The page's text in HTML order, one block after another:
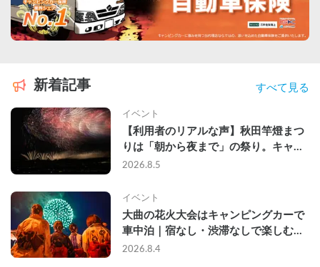
新着記事 すべて見る
イベント
【利用者のリアルな声】秋田竿燈まつ
りは「朝から夜まで」の祭り。キャン
ピングカーで行った2組の記録
2026.8.5
イベント
大曲の花火大会はキャンピングカーで
車中泊｜宿なし・渋滞なしで楽しむ
2026年完全ガイド
2026.8.4